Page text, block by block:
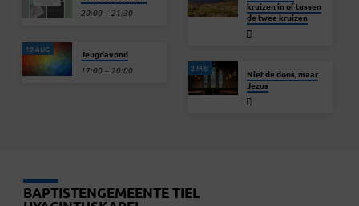
20:00 – 21:30
19 AUG Jeugdavond
17:00 – 20:00
kruizen in of tussen
de twee kruizen
2 MEI
Niet de doos, maar
Jezus
BAPTISTENGEMEENTE TIEL